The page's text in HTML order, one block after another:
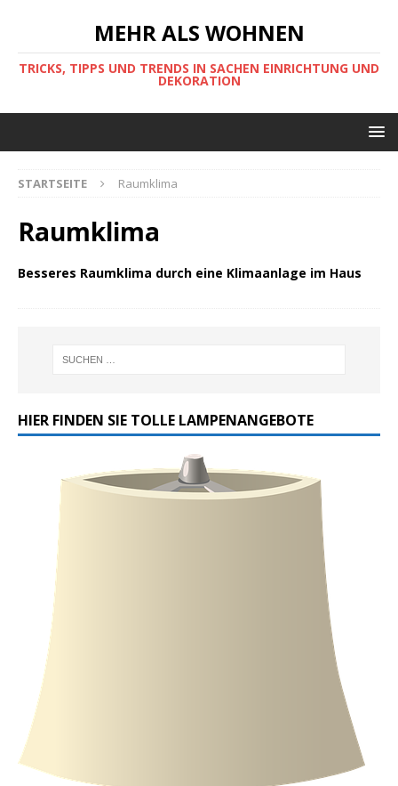
MEHR ALS WOHNEN
TRICKS, TIPPS UND TRENDS IN SACHEN EINRICHTUNG UND
DEKORATION
STARTSEITE Raumklima
Raumklima
Besseres Raumklima durch eine Klimaanlage im Haus
HIER FINDEN SIE TOLLE LAMPENANGEBOTE